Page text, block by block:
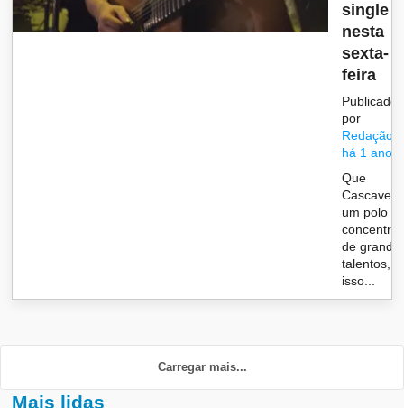
single
nesta
sexta-
feira
Publicado
por
Redação
há 1 ano
Que
Cascavel
um polo
de
talentos,
isso...
Carregar mais...
Mais lidas